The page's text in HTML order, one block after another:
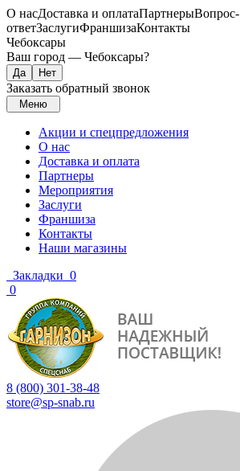
О насДоставка и оплатаПартнерыВопрос-
ответЗаслугиФраншизаКонтакты
Чебоксары
Ваш город — Чебоксары?
Заказать обратный звонок
Меню
Акции и спецпредложения
О нас
Доставка и оплата
Партнеры
Мероприятия
Заслуги
Франшиза
Контакты
Наши магазины
Закладки 0
0
8 (800) 301-38-48
store@sp-snab.ru